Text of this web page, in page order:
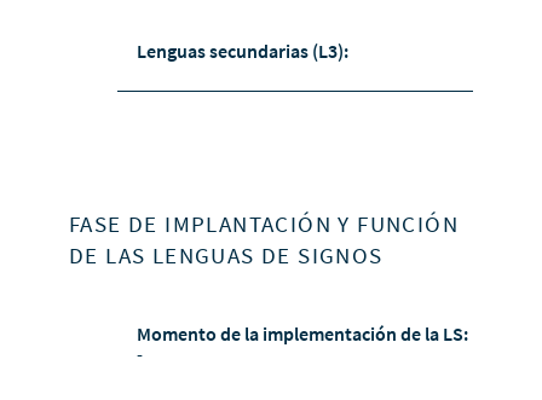
Lenguas secundarias (L3):
FASE DE IMPLANTACIÓN Y FUNCIÓN
DE LAS LENGUAS DE SIGNOS
Momento de la implementación de la LS:
-